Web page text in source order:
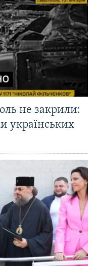
не закрили:
українських